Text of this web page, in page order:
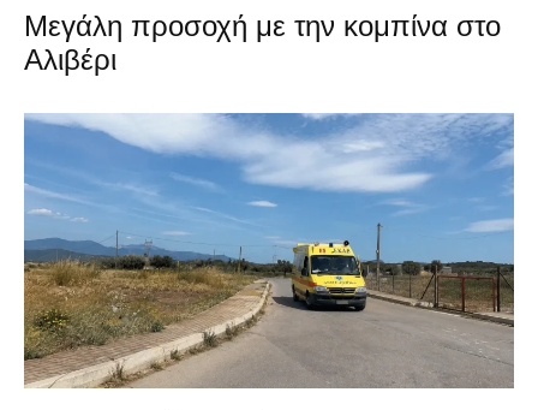
Μεγάλη προσοχή με την κομπίνα στο
Αλιβέρι